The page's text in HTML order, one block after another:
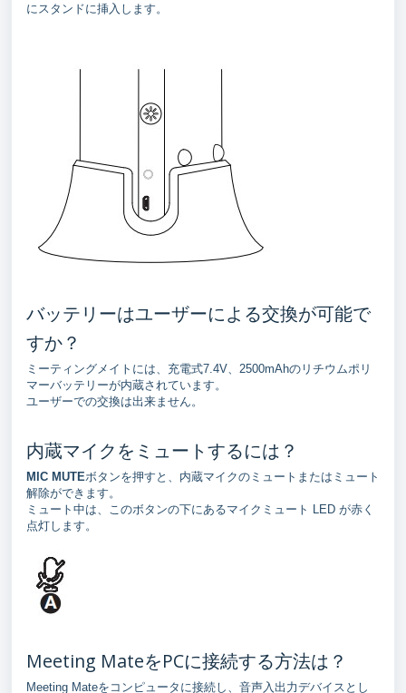
にスタンドに挿入します。
バッテリーはユーザーによる交換が可能で
すか？
ミーティングメイトには、充電式7.4V、2500mAhのリチウムポリ
マーバッテリーが内蔵されています。
ユーザーでの交換は出来ません。
内蔵マイクをミュートするには？
MIC MUTEボタンを押すと、内蔵マイクのミュートまたはミュート
解除ができます。
ミュート中は、このボタンの下にあるマイクミュート LED が赤く
点灯します。
Meeting MateをPCに接続する方法は？
Meeting Mateをコンピュータに接続し、音声入出力デバイスとし